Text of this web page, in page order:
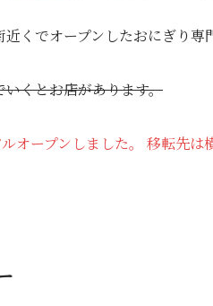
くでオープンしたおにぎり専
くとお店があります。
オープンしました。 移転先は